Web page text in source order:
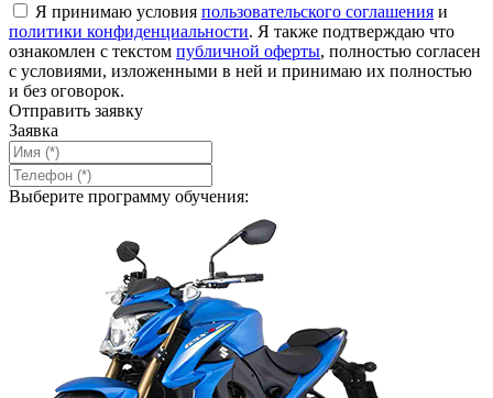
Я принимаю условия пользовательского соглашения и
политики конфиденциальности. Я также подтверждаю что
ознакомлен с текстом публичной оферты, полностью согласен
с условиями, изложенными в ней и принимаю их полностью
и без оговорок.
Отправить заявку
Заявка
Выберите программу обучения: